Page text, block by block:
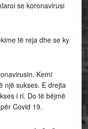
se koronavirusi
të reja dhe se ky
Kemi
një sukses. E drejta
i ri. Do të bëjmë
Covid 19.